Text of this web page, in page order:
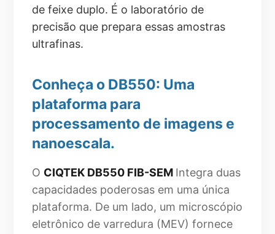
de feixe duplo. É o laboratório de
precisão que prepara essas amostras
ultrafinas.
Conheça o DB550: Uma
plataforma para
processamento de imagens e
nanoescala.
O CIQTEK DB550 FIB-SEM Integra duas
capacidades poderosas em uma única
plataforma. De um lado, um microscópio
eletrônico de varredura (MEV) fornece